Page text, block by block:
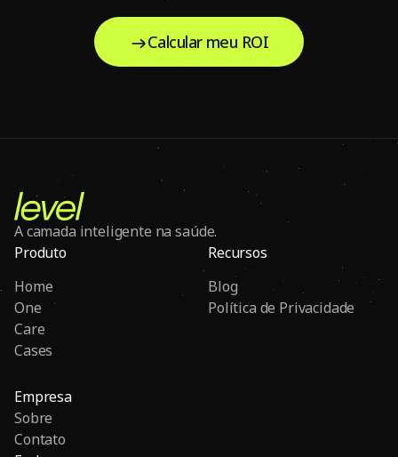
Calcular meu ROI
A camada inteligente na saúde.
Produto
Home
One
Care
Cases
Recursos
Blog
Política de Privacidade
Empresa
Sobre
Contato